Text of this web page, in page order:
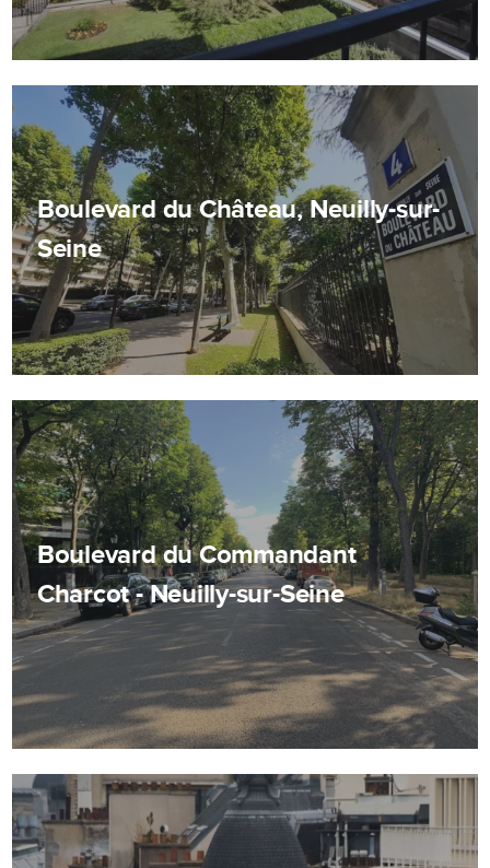
Boulevard du Château, Neuilly-sur-
Seine
Boulevard du Commandant
Charcot - Neuilly-sur-Seine